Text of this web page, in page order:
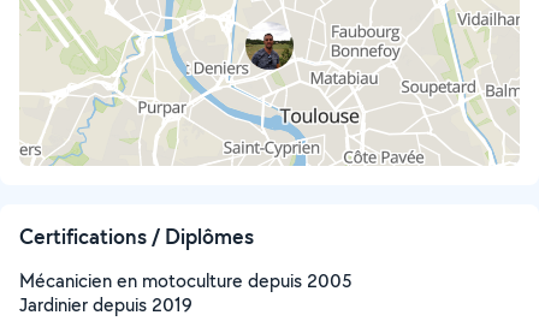
Certifications / Diplômes
Mécanicien en motoculture depuis 2005
Jardinier depuis 2019